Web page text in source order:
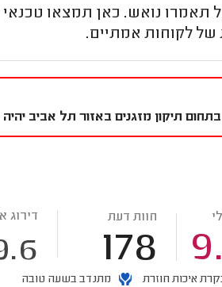
תאמרו נואש. כאן תמצאו טכנאי
של לקוחות אמתיים.
תיקון מזגנים באזור תל אביב
חוות דעת
178
דירוג
איכות חוזרת מתנדב בשעה טובה